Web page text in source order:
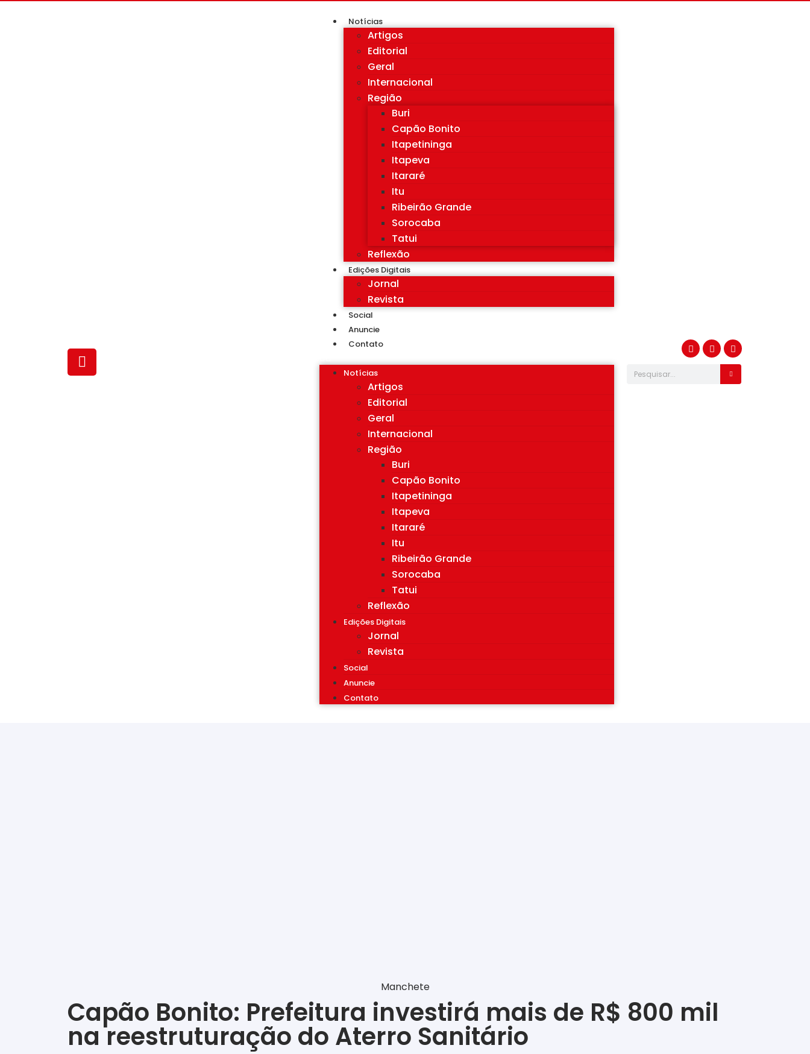
Notícias
Artigos
Editorial
Geral
Internacional
Região
Buri
Capão Bonito
Itapetininga
Itapeva
Itararé
Itu
Ribeirão Grande
Sorocaba
Tatui
Reflexão
Edições Digitais
Jornal
Revista
Social
Anuncie
Contato
Notícias
Artigos
Editorial
Geral
Internacional
Região
Buri
Capão Bonito
Itapetininga
Itapeva
Itararé
Itu
Ribeirão Grande
Sorocaba
Tatui
Reflexão
Edições Digitais
Jornal
Revista
Social
Anuncie
Contato
Manchete
Capão Bonito: Prefeitura investirá mais de R$ 800 mil
na reestruturação do Aterro Sanitário